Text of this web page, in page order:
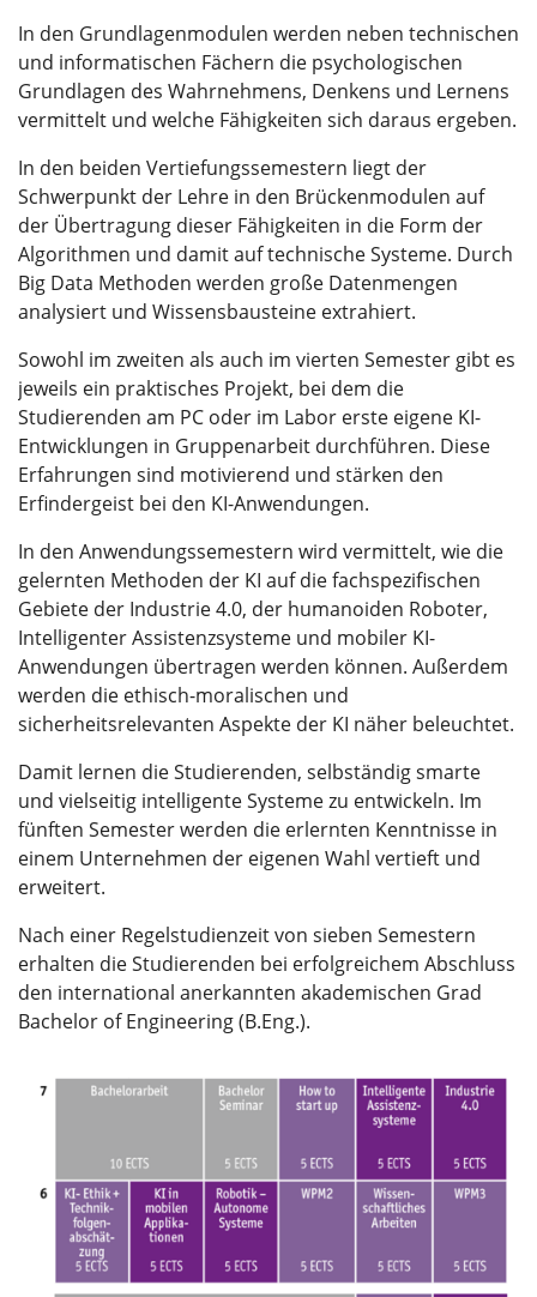
In den Grundlagenmodulen werden neben technischen
und informatischen Fächern die psychologischen
Grundlagen des Wahrnehmens, Denkens und Lernens
vermittelt und welche Fähigkeiten sich daraus ergeben.
In den beiden Vertiefungssemestern liegt der
Schwerpunkt der Lehre in den Brückenmodulen auf
der Übertragung dieser Fähigkeiten in die Form der
Algorithmen und damit auf technische Systeme. Durch
Big Data Methoden werden große Datenmengen
analysiert und Wissensbausteine extrahiert.
Sowohl im zweiten als auch im vierten Semester gibt es
jeweils ein praktisches Projekt, bei dem die
Studierenden am PC oder im Labor erste eigene KI-
Entwicklungen in Gruppenarbeit durchführen. Diese
Erfahrungen sind motivierend und stärken den
Erfindergeist bei den KI-Anwendungen.
In den Anwendungssemestern wird vermittelt, wie die
gelernten Methoden der KI auf die fachspezifischen
Gebiete der Industrie 4.0, der humanoiden Roboter,
Intelligenter Assistenzsysteme und mobiler KI-
Anwendungen übertragen werden können. Außerdem
werden die ethisch-moralischen und
sicherheitsrelevanten Aspekte der KI näher beleuchtet.
Damit lernen die Studierenden, selbständig smarte
und vielseitig intelligente Systeme zu entwickeln. Im
fünften Semester werden die erlernten Kenntnisse in
einem Unternehmen der eigenen Wahl vertieft und
erweitert.
Nach einer Regelstudienzeit von sieben Semestern
erhalten die Studierenden bei erfolgreichem Abschluss
den international anerkannten akademischen Grad
Bachelor of Engineering (B.Eng.).